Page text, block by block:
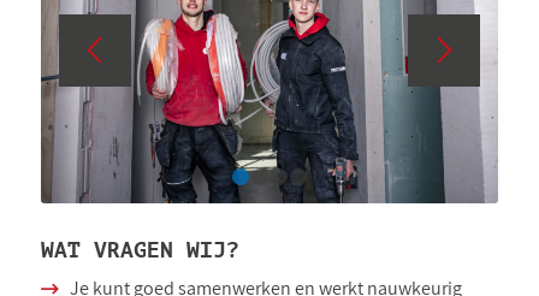
1 2
WAT VRAGEN WIJ?
Je kunt goed samenwerken en werkt nauwkeurig